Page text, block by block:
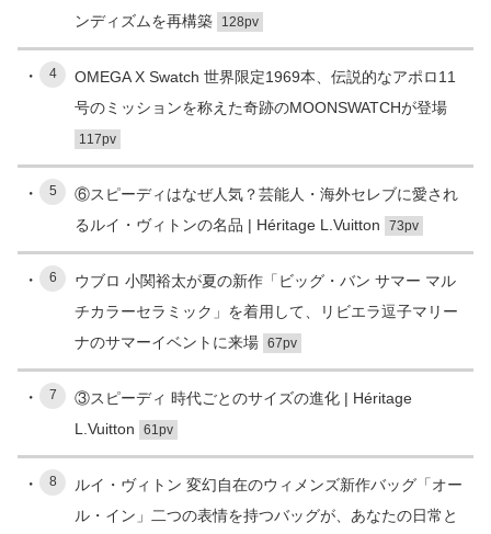
ンディズムを再構築
128pv
4
OMEGA X Swatch 世界限定1969本、伝説的なアポロ11
号のミッションを称えた奇跡のMOONSWATCHが登場
117pv
5
⑥スピーディはなぜ人気？芸能人・海外セレブに愛され
るルイ・ヴィトンの名品 | Héritage L.Vuitton
73pv
6
ウブロ 小関裕太が夏の新作「ビッグ・バン サマー マル
チカラーセラミック」を着用して、リビエラ逗子マリー
ナのサマーイベントに来場 67pv
7
③スピーディ 時代ごとのサイズの進化 | Héritage
L.Vuitton
61pv
8
ルイ・ヴィトン 変幻自在のウィメンズ新作バッグ「オー
ル・イン」二つの表情を持つバッグが、あなたの日常と